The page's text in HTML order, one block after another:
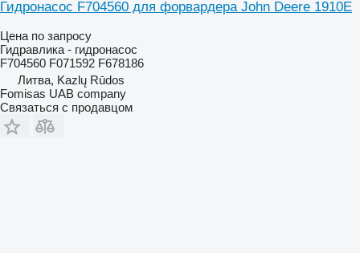
Гидронасос F704560 для форвардера John Deere 1910E
Цена по запросу
Гидравлика - гидронасос
F704560 F071592 F678186
Литва, Kazlų Rūdos
Fomisas UAB company
Связаться с продавцом